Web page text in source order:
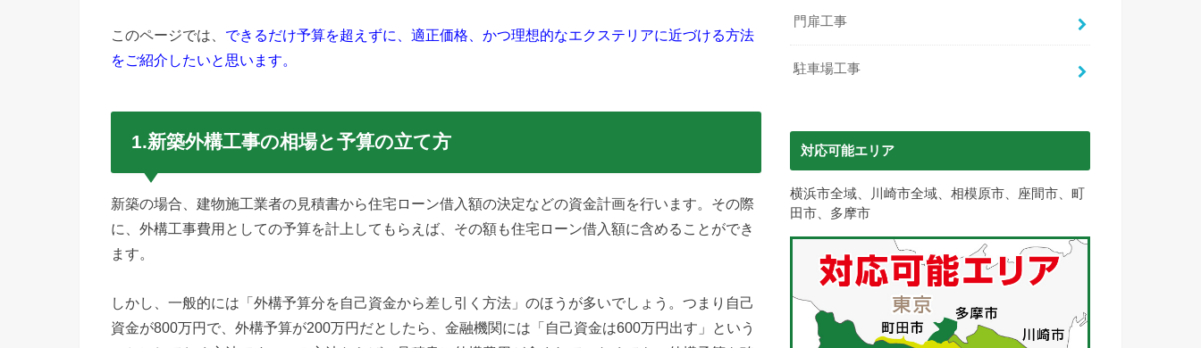
このページでは、 できるだけ予算を超えずに、適正価格、かつ理想的なエクステリアに近づける方法
をご紹介したいと思います。
1.新築外構工事の相場と予算の立て方
新築の場合、建物施工業者の見積書から住宅ローン借入額の決定などの資金計画を行います。その際
に、外構工事費用としての予算を計上してもらえば、その額も住宅ローン借入額に含めることができ
ます。
しかし、一般的には「外構予算分を自己資金から差し引く方法」のほうが多いでしょう。つまり自己
資金が800万円で、外構予算が200万円だとしたら、金融機関には「自己資金は600万円出す」という
門扉工事
駐車場工事
対応可能エリア
横浜市全域、川崎市全域、相模原市、座間市、町
田市、多摩市